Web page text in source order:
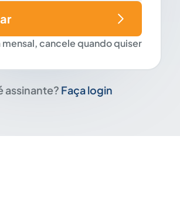
cancele quando quiser
assinante? Faça login